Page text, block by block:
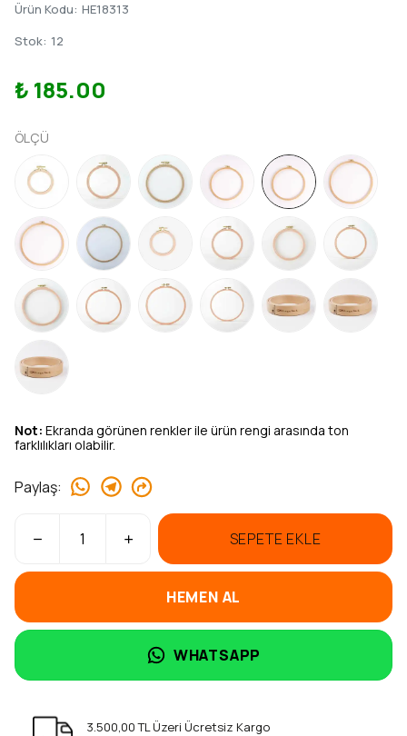
Ürün Kodu: HE18313
Stok: 12
₺ 185.00
ÖLÇÜ
Not: Ekranda görünen renkler ile ürün rengi arasında ton
farklılıkları olabilir.
Paylaş:
SEPETE EKLE
HEMEN AL
WHATSAPP
3.500,00 TL Üzeri Ücretsiz Kargo